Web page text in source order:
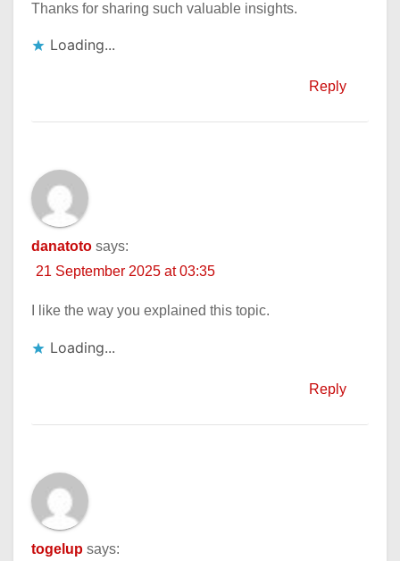
Thanks for sharing such valuable insights.
Loading...
Reply
danatoto says:
21 September 2025 at 03:35
I like the way you explained this topic.
Loading...
Reply
togelup says: